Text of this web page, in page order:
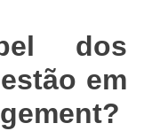
dos
em